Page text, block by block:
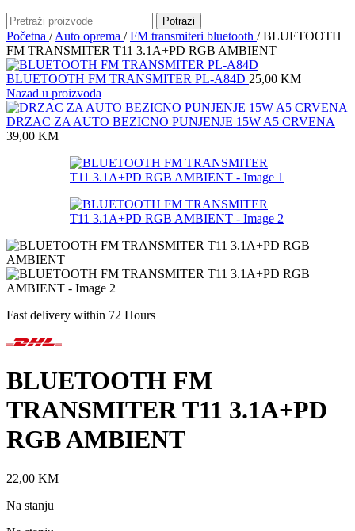
Potrazi
Početna / Auto oprema / FM transmiteri bluetooth / BLUETOOTH
FM TRANSMITER T11 3.1A+PD RGB AMBIENT
BLUETOOTH FM TRANSMITER PL-A84D 25,00 KM
Nazad u proizvoda
DRZAC ZA AUTO BEZICNO PUNJENJE 15W A5 CRVENA
39,00 KM
Fast delivery within 72 Hours
BLUETOOTH FM
TRANSMITER T11 3.1A+PD
RGB AMBIENT
22,00 KM
Na stanju